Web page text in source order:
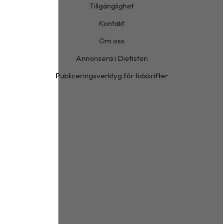
Tillgänglighet
Kontakt
Om oss
Annonsera i Dietisten
Publiceringsverktyg för tidskrifter